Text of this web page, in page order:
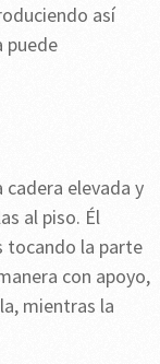
así
puede
cadera elevada y
al piso. Él
tocando la parte
con apoyo,
mientras la